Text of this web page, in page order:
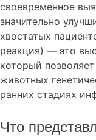
своевременное
значительно
хвостатых
реакция) — это
который
животных
ранних стадиях
Что